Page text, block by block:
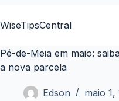
para
conteúdo
WiseTipsCentral
Pé-de-Meia em maio:
a nova parcela
Edson maio 1,